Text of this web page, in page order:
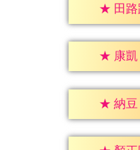
★ 田
★ 康凱
★ 納豆